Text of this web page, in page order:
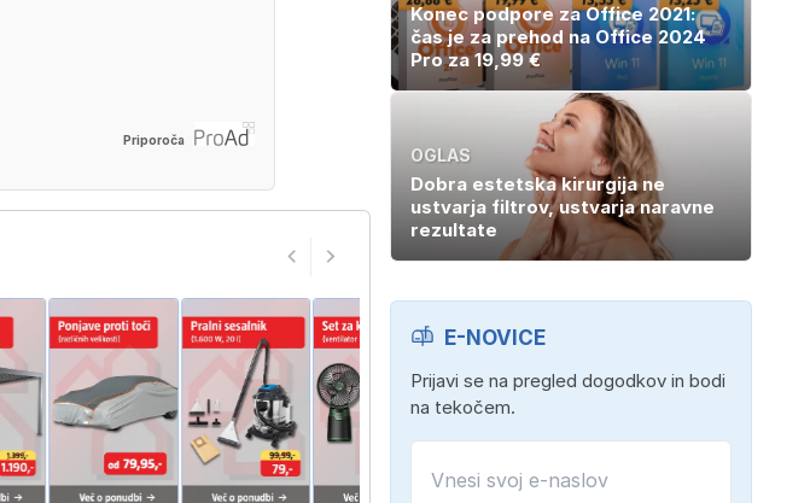
Priporoča
Konec podpore za Office 2021:
čas je za prehod na Office 2024
Pro za 19,99 €
OGLAS
Dobra estetska kirurgija ne
ustvarja filtrov, ustvarja naravne
rezultate
E-NOVICE
Prijavi se na pregled dogodkov in bodi
na tekočem.